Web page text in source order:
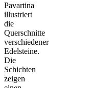
Pavartina
illustriert
die
Querschnitte
verschiedener
Edelsteine.
Die
Schichten
zeigen